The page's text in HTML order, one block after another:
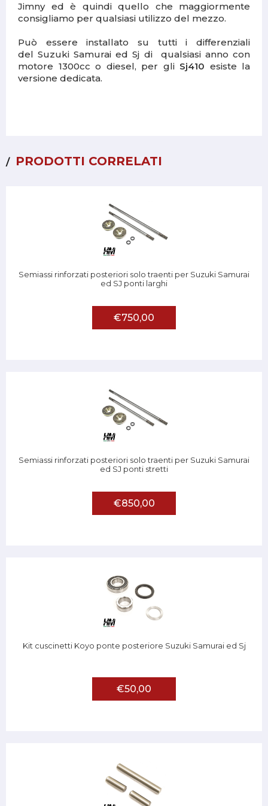
Jimny ed è quindi quello che maggiormente
consigliamo per qualsiasi utilizzo del mezzo.
Può essere installato su tutti i differenziali
del Suzuki Samurai ed Sj di qualsiasi anno con
motore 1300cc o diesel, per gli Sj410 esiste la
versione dedicata.
PRODOTTI CORRELATI
Semiassi rinforzati posteriori solo traenti per Suzuki Samurai
ed SJ ponti larghi
€750,00
Semiassi rinforzati posteriori solo traenti per Suzuki Samurai
ed SJ ponti stretti
€850,00
Kit cuscinetti Koyo ponte posteriore Suzuki Samurai ed Sj
€50,00